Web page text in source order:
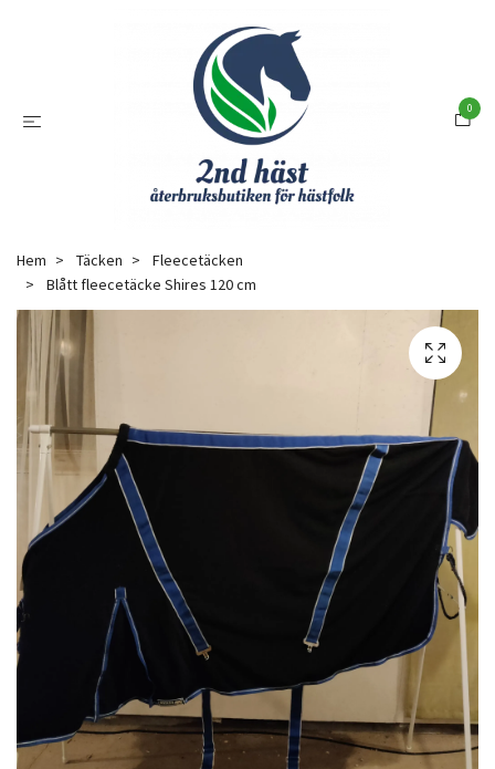
0
Hem Täcken
Fleecetäcken
Blått fleecetäcke Shires 120 cm